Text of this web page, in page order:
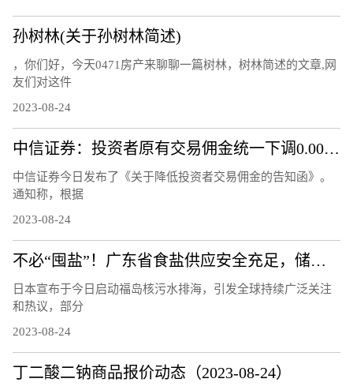
孙树林(关于孙树林简述)
，你们好，今天0471房产来聊聊一篇树林，树林简述的文章,网
友们对这件
2023-08-24
中信证券：投资者原有交易佣金统一下调0.00146%
中信证券今日发布了《关于降低投资者交易佣金的告知函》。
通知称，根据
2023-08-24
不必“囤盐”！广东省食盐供应安全充足，储备量达10.8万吨
日本宣布于今日启动福岛核污水排海，引发全球持续广泛关注
和热议，部分
2023-08-24
丁二酸二钠商品报价动态（2023-08-24）